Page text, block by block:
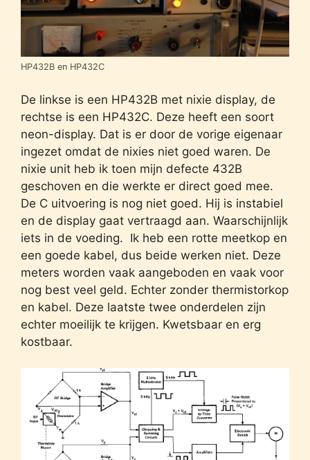
HP432B en HP432C
De linkse is een HP432B met nixie display, de
rechtse is een HP432C. Deze heeft een soort
neon-display. Dat is er door de vorige eigenaar
ingezet omdat de nixies niet goed waren. De
nixie unit heb ik toen mijn defecte 432B
geschoven en die werkte er direct goed mee.
De C uitvoering is nog niet goed. Hij is instabiel
en de display gaat vertraagd aan. Waarschijnlijk
iets in de voeding. Ik heb een rotte meetkop en
een goede kabel, dus beide werken niet. Deze
meters worden vaak aangeboden en vaak voor
nog best veel geld. Echter zonder thermistorkop
en kabel. Deze laatste twee onderdelen zijn
echter moeilijk te krijgen. Kwetsbaar en erg
kostbaar.